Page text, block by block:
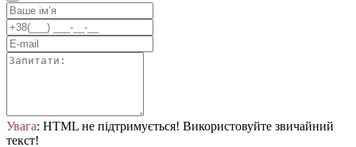
Увага: HTML не підтримується! Використовуйте звичайний
текст!